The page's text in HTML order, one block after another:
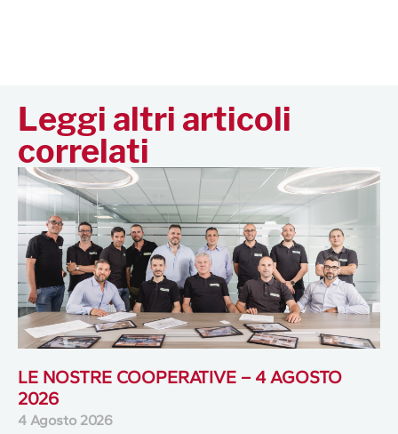
Leggi altri articoli
correlati
LE NOSTRE COOPERATIVE – 4 AGOSTO
2026
4 Agosto 2026